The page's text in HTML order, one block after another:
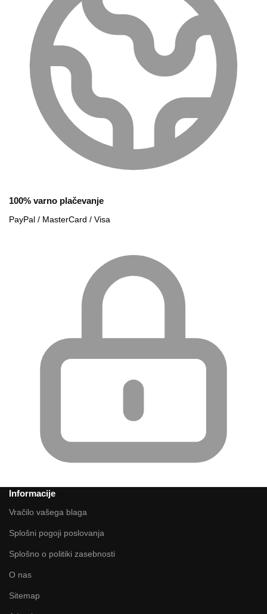
100% varno plačevanje
PayPal / MasterCard / Visa
Informacije
Vračilo vašega blaga
Splošni pogoji poslovanja
Splošno o politiki zasebnosti
O nas
Sitemap